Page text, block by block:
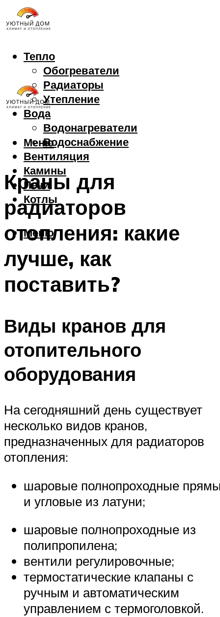
Тепло
Обогреватели
Радиаторы
Утепление
Вода
Водонагреватели
Водоснабжение
Вентиляция
Камины
Печи
Котлы
Меню
Меню
Краны для
радиаторов
отопления: какие
лучше, как
поставить?
Виды кранов для
отопительного
оборудования
На сегодняшний день существует
несколько видов кранов,
предназначенных для радиаторов
отопления:
шаровые полнопроходные
и угловые из латуни;
шаровые полнопроходные из
полипропилена;
вентили регулировочные;
термостатические клапаны с
ручным и автоматическим
управлением с термоголовкой.